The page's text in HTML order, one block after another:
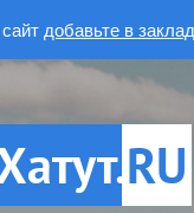
добавьте в
RU